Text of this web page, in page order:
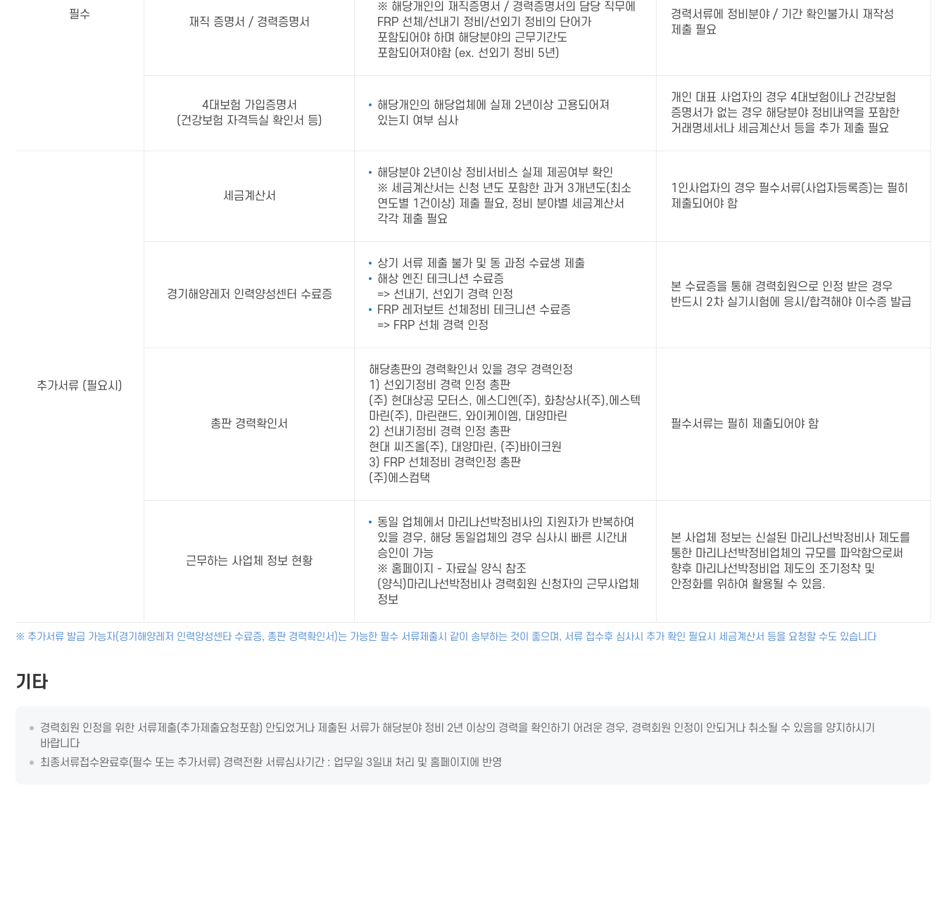
필수
재직 증명서 / 경력증명서
※ 해당개인의 재직증명서 / 경력증명서의 담당 직무에
FRP 선체/선내기 정비/선외기 정비의 단어가
포함되어야 하며 해당분야의 근무기간도
포함되어져야함 (ex. 선외기 정비 5년)
경력서류에 정비분야 / 기간 확인불가시 재작성
제출 필요
4대보험 가입증명서
(건강보험 자격득실 확인서 등)
해당개인의 해당업체에 실제 2년이상 고용되어져
있는지 여부 심사
개인 대표 사업자의 경우 4대보험이나 건강보험
증명서가 없는 경우 해당분야 정비내역을 포함한
거래명세서나 세금계산서 등을 추가 제출 필요
추가서류 (필요시)
세금계산서
해당분야 2년이상 정비서비스 실제 제공여부 확인
※ 세금계산서는 신청 년도 포함한 과거 3개년도(최소
연도별 1건이상) 제출 필요, 정비 분야별 세금계산서
각각 제출 필요
1인사업자의 경우 필수서류(사업자등록증)는 필히
제출되어야 함
경기해양레저 인력양성센터 수료증
상기 서류 제출 불가 및 동 과정 수료생 제출
해상 엔진 테크니션 수료증
=> 선내기, 선외기 경력 인정
FRP 레저보트 선체정비 테크니션 수료증
=> FRP 선체 경력 인정
본 수료증을 통해 경력회원으로 인정 받은 경우
반드시 2차 실기시험에 응시/합격해야 이수증 발급
총판 경력확인서
해당총판의 경력확인서 있을 경우 경력인정
1) 선외기정비 경력 인정 총판
(주) 현대상공 모터스, 에스디엔(주), 화창상사(주),에스텍
마린(주), 마린랜드, 와이케이엠, 대양마린
2) 선내기정비 경력 인정 총판
현대 씨즈올(주), 대양마린, (주)바이크원
3) FRP 선체정비 경력인정 총판
(주)에스컴택
필수서류는 필히 제출되어야 함
근무하는 사업체 정보 현황
동일 업체에서 마리나선박정비사의 지원자가 반복하여
있을 경우, 해당 동일업체의 경우 심사시 빠른 시간내
승인이 가능
※ 홈페이지 - 자료실 양식 참조
(양식)마리나선박정비사 경력회원 신청자의 근무사업체
정보
본 사업체 정보는 신설된 마리나선박정비사 제도를
통한 마리나선박정비업체의 규모를 파악함으로써
향후 마리나선박정비업 제도의 조기정착 및
안정화를 위하여 활용될 수 있음.
※ 추가서류 발급 가능자(경기해양레저 인력양성센타 수료증, 총판 경력확인서)는 가능한 필수 서류제출시 같이 송부하는 것이 좋으며, 서류 접수후 심사시 추가 확인 필요시 세금계산서 등을 요청할 수도 있습니다
기타
경력회원 인정을 위한 서류제출(추가제출요청포함) 안되었거나 제출된 서류가 해당분야 정비 2년 이상의 경력을 확인하기 어려운 경우, 경력회원 인정이 안되거나 취소될 수 있음을 양지하시기
바랍니다
최종서류접수완료후(필수 또는 추가서류) 경력전환 서류심사기간 : 업무일 3일내 처리 및 홈페이지에 반영